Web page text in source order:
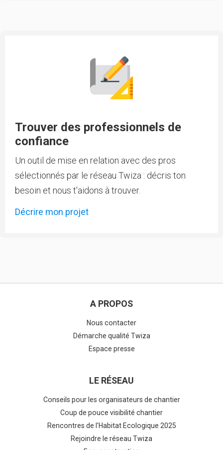
Trouver des professionnels de
confiance
Un outil de mise en relation avec des pros
sélectionnés par le réseau Twiza : décris ton
besoin et nous t'aidons à trouver.
Décrire mon projet
A PROPOS
Nous contacter
Démarche qualité Twiza
Espace presse
LE RÉSEAU
Conseils pour les organisateurs de chantier
Coup de pouce visibilité chantier
Rencontres de l'Habitat Ecologique 2025
Rejoindre le réseau Twiza